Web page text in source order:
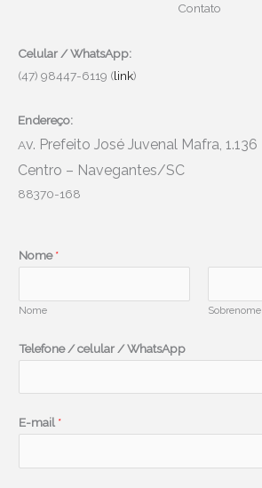
Contato
Celular / WhatsApp:
(47) 98447-6119 (link)
Endereço:
Av. Prefeito José Juvenal Mafra, 1.136
Centro – Navegantes/SC
88370-168
Nome*
Nome Sobrenome
Telefone / celular / WhatsApp
E-mail *